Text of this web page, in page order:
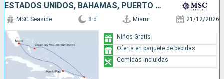
ESTADOS UNIDOS, BAHAMAS, PUERTO RICO, REPÚBLICA DOMINICANA
MSC Seaside 8 d Miami 21/12/2026
Niños Gratis
Oferta en paquete de bebidas
Comidas incluidas